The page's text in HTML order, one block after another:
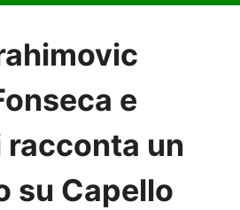
e
racconta un
su Capello